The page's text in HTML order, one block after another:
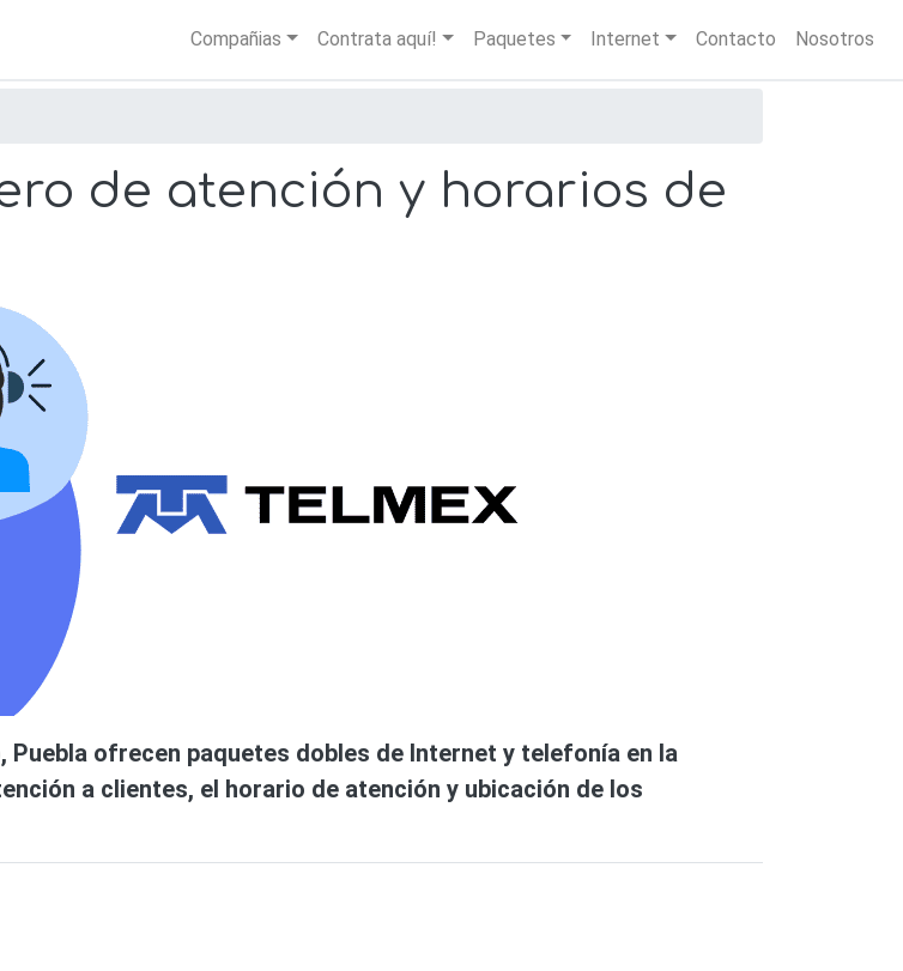
Main navigation
Compañias Contrata aquí! Paquetes Internet Contacto Nosotros
de atención y horarios de
ofrecen paquetes dobles de Internet y telefonía en la
a clientes, el horario de atención y ubicación de los